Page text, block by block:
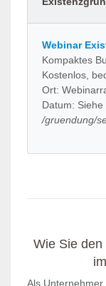
Webinar
Kompaktes
Kostenlos,
Ort:
Datum: Siehe
/gruendung/
Wie Sie
Als